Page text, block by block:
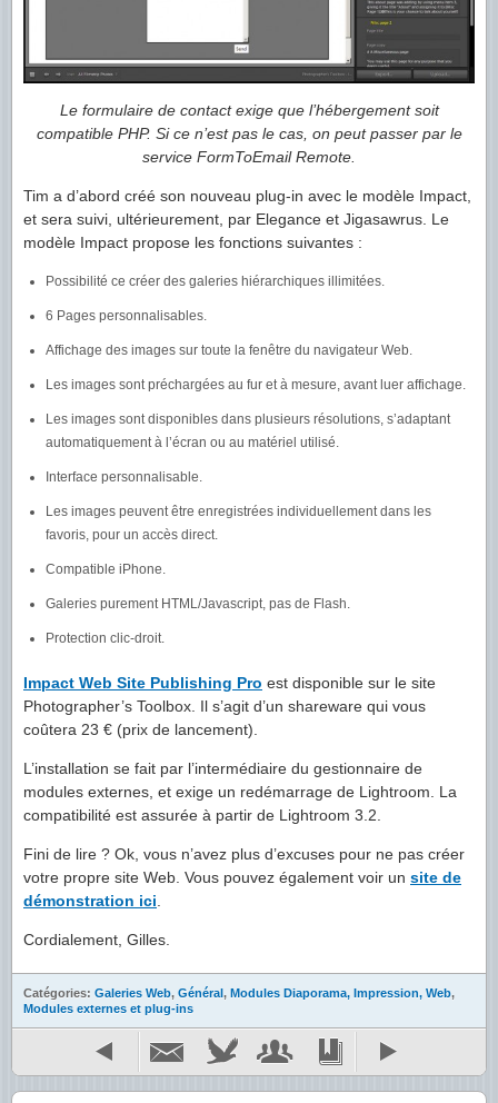
Le formulaire de contact exige que l’hébergement soit
compatible PHP. Si ce n’est pas le cas, on peut passer par le
service FormToEmail Remote.
Tim a d’abord créé son nouveau plug-in avec le modèle Impact,
et sera suivi, ultérieurement, par Elegance et Jigasawrus. Le
modèle Impact propose les fonctions suivantes :
Possibilité ce créer des galeries hiérarchiques illimitées.
6 Pages personnalisables.
Affichage des images sur toute la fenêtre du navigateur Web.
Les images sont préchargées au fur et à mesure, avant luer affichage.
Les images sont disponibles dans plusieurs résolutions, s’adaptant
automatiquement à l’écran ou au matériel utilisé.
Interface personnalisable.
Les images peuvent être enregistrées individuellement dans les
favoris, pour un accès direct.
Compatible iPhone.
Galeries purement HTML/Javascript, pas de Flash.
Protection clic-droit.
Impact Web Site Publishing Pro est disponible sur le site
Photographer’s Toolbox. Il s’agit d’un shareware qui vous
coûtera 23 € (prix de lancement).
L’installation se fait par l’intermédiaire du gestionnaire de
modules externes, et exige un redémarrage de Lightroom. La
compatibilité est assurée à partir de Lightroom 3.2.
Fini de lire ? Ok, vous n’avez plus d’excuses pour ne pas créer
votre propre site Web. Vous pouvez également voir un site de
démonstration ici.
Cordialement, Gilles.
Catégories: Galeries Web, Général , Modules Diaporama, Impression, Web,
Modules externes et plug-ins